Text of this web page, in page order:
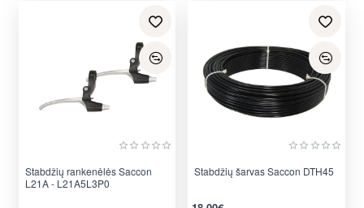
Stabdžių rankenėlės Saccon
L21A - L21A5L3P0
Stabdžių šarvas Saccon DTH45